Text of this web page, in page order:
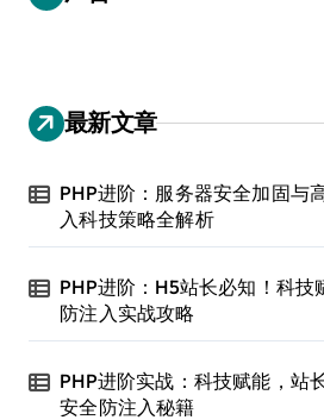
最新文章
PHP进阶：服务器安全加固与
入科技策略全解析
PHP进阶：H5站长必知！科技
防注入实战攻略
PHP进阶实战：科技赋能，站
安全防注入秘籍